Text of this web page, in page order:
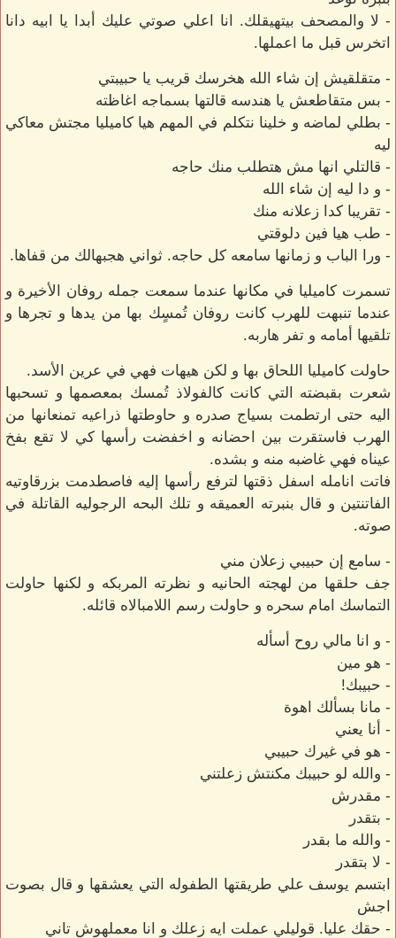
- لا والمصحف بيتهيقلك. انا اعلي صوتي عليك أبدا يا ابيه دانا
اتخرس قبل ما اعملها.
- متقلقيش إن شاء الله هخرسك قريب يا حبيبتي
- بس متقاطعش يا هندسه قالتها بسماجه اغاظته
- بطلي لماضه و خلينا نتكلم في المهم هيا كاميليا مجتش معاكي
ليه
- قالتلي انها مش هتطلب منك حاجه
- و دا ليه إن شاء الله
- تقريبا كدا زعلانه منك
- طب هيا فين دلوقتي
- ورا الباب و زمانها سامعه كل حاجه. ثواني هجبهالك من قفاها.
تسمرت كاميليا في مكانها عندما سمعت جمله روفان الأخيرة و
عندما تنبهت للهرب كانت روفان تُمسٍك بها من يدها و تجرها و
تلقيها أمامه و تفر هاربه.
حاولت كاميليا اللحاق بها و لكن هيهات فهي في عرين الأسد.
شعرت بقبضته التي كانت كالفولاذ تُمسك بمعصمها و تسحبها
اليه حتى ارتطمت بسياج صدره و حاوطتها ذراعيه تمنعانها من
الهرب فاستقرت بين احضانه و اخفضت رأسها كي لا تقع بفخ
عيناه فهي غاضبه منه و بشده.
فاتت انامله اسفل ذقتها لترفع رأسها إليه فاصطدمت بزرقاوتيه
الفاتنتين و قال بنبرته العميقه و تلك البحه الرجوليه القاتلة في
صوته.
- سامع إن حبيبي زعلان مني
جف حلقها من لهجته الحانيه و نظرته المربكه و لكنها حاولت
التماسك امام سحره و حاولت رسم اللامبالاه قائله.
- و انا مالي روح أسأله
- هو مين
- حبيبك!
- مانا بسألك اهوة
- أنا يعني
- هو في غيرك حبيبي
- والله لو حبيبك مكنتش زعلتني
- مقدرش
- بتقدر
- والله ما بقدر
- لا بتقدر
ابتسم يوسف علي طريقتها الطفوله التي يعشقها و قال بصوت
اجش
- حقك عليا. قوليلي عملت ايه زعلك و انا معملهوش تاني